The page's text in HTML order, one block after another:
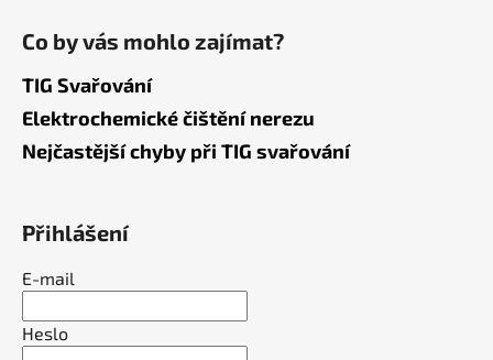
Co by vás mohlo zajímat?
TIG Svařování
Elektrochemické čištění nerezu
Nejčastější chyby při TIG svařování
Přihlášení
E-mail
Heslo